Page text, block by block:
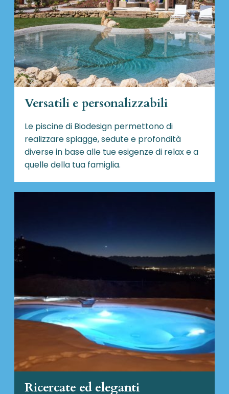
Versatili e personalizzabili
Le piscine di Biodesign permettono di
realizzare spiagge, sedute e profondità
diverse in base alle tue esigenze di relax e a
quelle della tua famiglia.
Ricercate ed eleganti